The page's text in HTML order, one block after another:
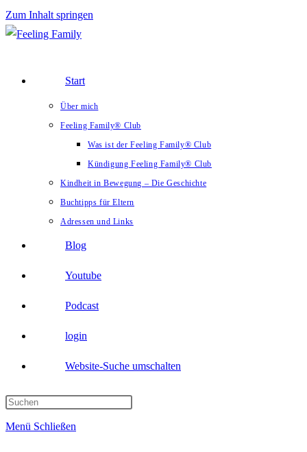
Zum Inhalt springen
Start
Über mich
Feeling Family® Club
Was ist der Feeling Family® Club
Kündigung Feeling Family® Club
Kindheit in Bewegung – Die Geschichte
Buchtipps für Eltern
Adressen und Links
Blog
Youtube
Podcast
login
Website-Suche umschalten
Menü Schließen